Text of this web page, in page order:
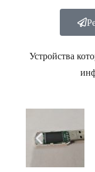
Устройства